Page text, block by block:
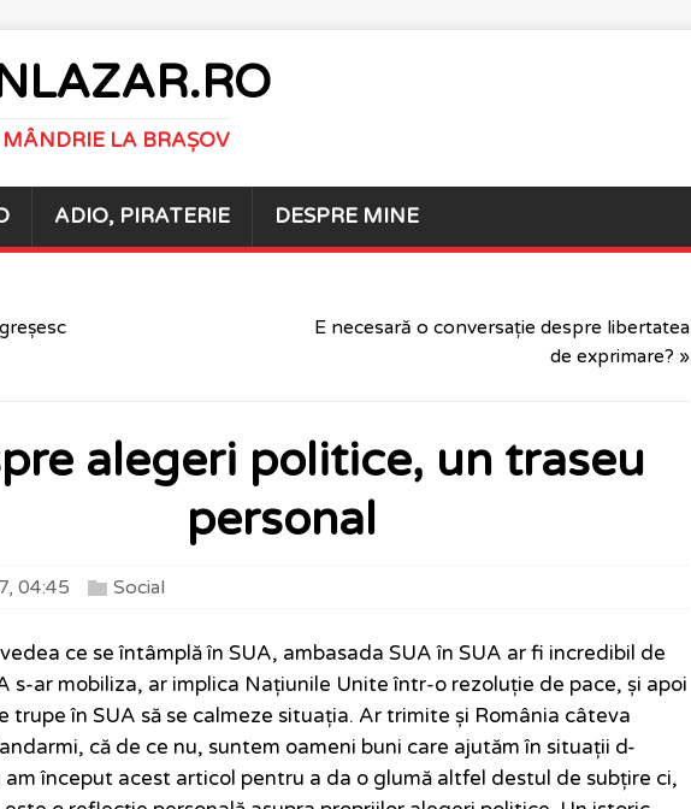
MÂNDRIE LA BRAȘOV
ADIO, PIRATERIE DESPRE MINE
E necesară o conversație despre libertatea
de exprimare? »
alegeri politice, un traseu
personal
04:45 Social
ce se întâmplă în SUA, ambasada SUA în SUA ar fi incredibil de
s-ar mobiliza, ar implica Națiunile Unite într-o rezoluție de pace, și apoi
trupe în SUA să se calmeze situația. Ar trimite și România câteva
că de ce nu, suntem oameni buni care ajutăm în situații d-
am început acest articol pentru a da o glumă altfel destul de subțire ci,